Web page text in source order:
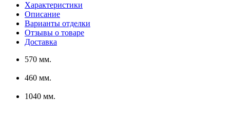
Характеристики
Описание
Варианты отделки
Отзывы о товаре
Доставка
570 мм.
460 мм.
1040 мм.